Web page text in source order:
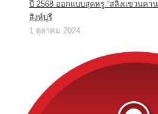
ปี 2568 ออกแบบสุดหรู “สลิงแขวนคา
สิงห์บุรี
1 ตุลาคม 2024